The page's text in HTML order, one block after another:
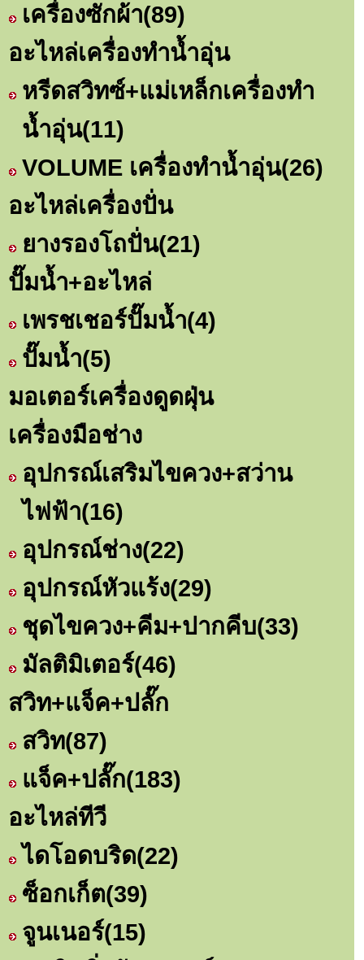
เครื่องซักผ้า(89)
อะไหล่เครื่องทำน้ำอุ่น
หรีดสวิทซ์+แม่เหล็กเครื่องทำ
น้ำอุ่น(11)
VOLUME เครื่องทำน้ำอุ่น(26)
อะไหล่เครื่องปั่น
ยางรองโถปั่น(21)
ปั๊มน้ำ+อะไหล่
เพรชเชอร์ปั๊มน้ำ(4)
ปั๊มน้ำ(5)
มอเตอร์เครื่องดูดฝุ่น
เครื่องมือช่าง
อุปกรณ์เสริมไขควง+สว่าน
ไฟฟ้า(16)
อุปกรณ์ช่าง(22)
อุปกรณ์หัวแร้ง(29)
ชุดไขควง+คีม+ปากคีบ(33)
มัลติมิเตอร์(46)
สวิท+แจ็ค+ปลั๊ก
สวิท(87)
แจ็ค+ปลั๊ก(183)
อะไหล่ทีวี
ไดโอดบริด(22)
ซ็อกเก็ต(39)
จูนเนอร์(15)